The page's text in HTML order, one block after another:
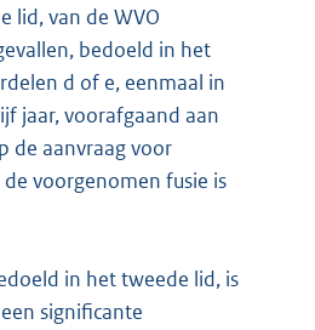
lid, van de WVO
bedoeld in het
d of e, eenmaal in
jaar, voorafgaand aan
de aanvraag voor
voorgenomen fusie is
in het tweede lid, is
significante